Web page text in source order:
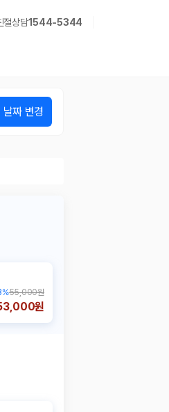
절상담1544-5344
날짜 변경
%55,000원
원